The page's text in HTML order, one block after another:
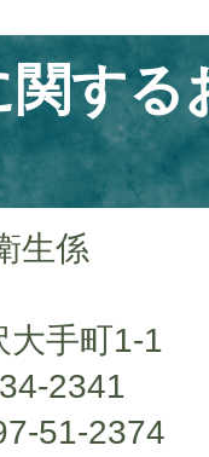
関する
生係
大手町1-1
2341
51-2374